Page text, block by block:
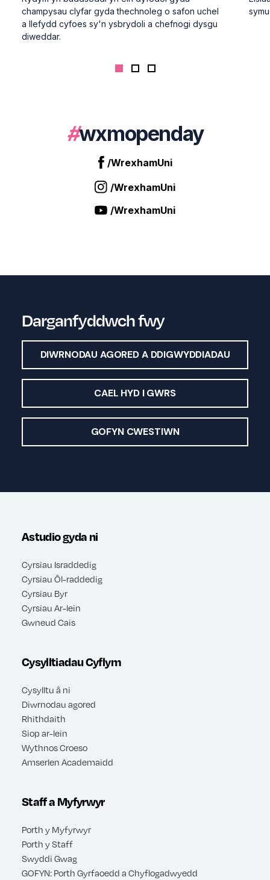
champysau clyfar gyda thechnoleg o safon uchel
a llefydd cyfoes sy'n ysbrydoli a chefnogi dysgu
diweddar.
Look for the hashtag:
#wxmopenday
/WrexhamUni
/WrexhamUni
/WrexhamUni
Darganfyddwch fwy
DIWRNODAU AGORED A DDIGWYDDIADAU
CAEL HYD I GWRS
GOFYN CWESTIWN
Astudio gyda ni
Cyrsiau Israddedig
Cyrsiau Ôl-raddedig
Cyrsiau Byr
Cyrsiau Ar-lein
Gwneud Cais
Cysylltiadau Cyflym
Cysylltu â ni
Diwrnodau agored
Rhithdaith
Siop ar-lein
Wythnos Croeso
Amserlen Academaidd
Staff a Myfyrwyr
Porth y Myfyrwyr
Porth y Staff
Swyddi Gwag
GOFYN: Porth Gyrfaoedd a Chyflogadwyedd